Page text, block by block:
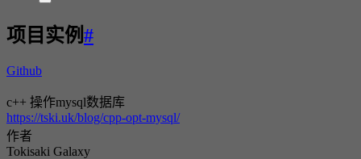
项目实例#
Github
c++ 操作mysql数据库
https://tski.uk/blog/cpp-opt-mysql/
作者
Tokisaki Galaxy